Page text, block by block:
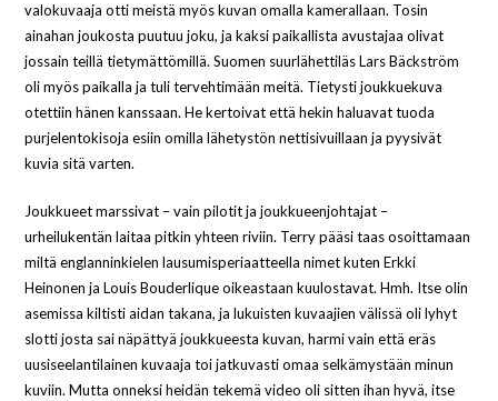
valokuvaaja otti meistä myös kuvan omalla kamerallaan. Tosin
ainahan joukosta puutuu joku, ja kaksi paikallista avustajaa olivat
jossain teillä tietymättömillä. Suomen suurlähettiläs Lars Bäckström
oli myös paikalla ja tuli tervehtimään meitä. Tietysti joukkuekuva
otettiin hänen kanssaan. He kertoivat että hekin haluavat tuoda
purjelentokisoja esiin omilla lähetystön nettisivuillaan ja pyysivät
kuvia sitä varten.
Joukkueet marssivat – vain pilotit ja joukkueenjohtajat –
urheilukentän laitaa pitkin yhteen riviin. Terry pääsi taas osoittamaan
miltä englanninkielen lausumisperiaatteella nimet kuten Erkki
Heinonen ja Louis Bouderlique oikeastaan kuulostavat. Hmh. Itse olin
asemissa kiltisti aidan takana, ja lukuisten kuvaajien välissä oli lyhyt
slotti josta sai näpättyä joukkueesta kuvan, harmi vain että eräs
uusiseelantilainen kuvaaja toi jatkuvasti omaa selkämystään minun
kuviin. Mutta onneksi heidän tekemä video oli sitten ihan hyvä, itse